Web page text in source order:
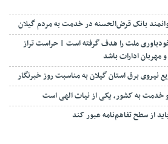
بانک قرض‌الحسنه در خدمت به مردم گیلان
ملت را هدف گرفته است | حراست تراز
مهربان ادارات باشد
نیروی برق استان گیلان به مناسبت روز خبرنگار
به کشور، یکی از نیات الهی است
از سطح تفاهم‌نامه عبور کند